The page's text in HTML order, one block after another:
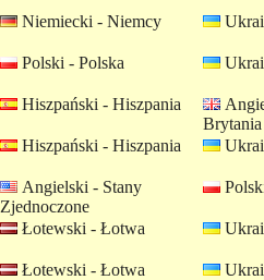
Niemiecki - Niemcy
Polski - Polska
Hiszpański - Hiszpania
Brytania
Hiszpański - Hiszpania
Angielski - Stany
Zjednoczone
Łotewski - Łotwa
Łotewski - Łotwa